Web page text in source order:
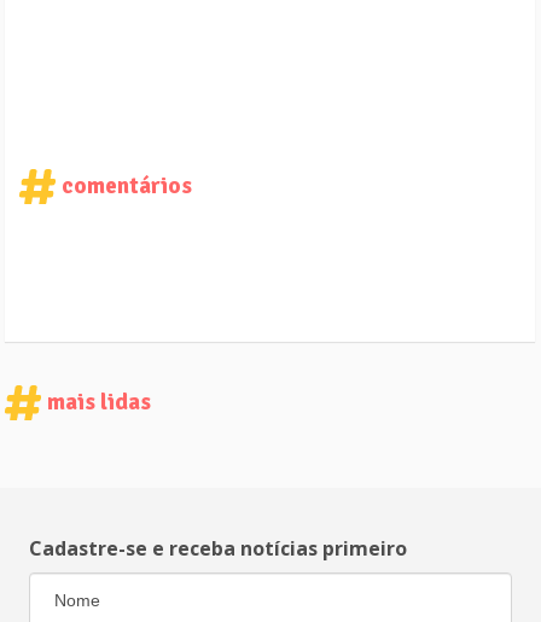
comentários
mais lidas
Cadastre-se e receba notícias primeiro